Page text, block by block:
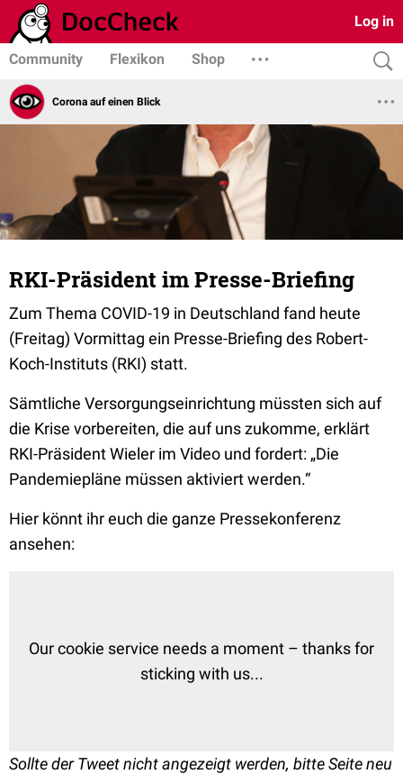
Log in
Community Flexikon Shop
Corona auf einen Blick
RKI-Präsident im Presse-Briefing
Zum Thema COVID-19 in Deutschland fand heute
(Freitag) Vormittag ein Presse-Briefing des Robert-
Koch-Instituts (RKI) statt.
Sämtliche Versorgungseinrichtung müssten sich auf
die Krise vorbereiten, die auf uns zukomme, erklärt
RKI-Präsident Wieler im Video und fordert: „Die
Pandemiepläne müssen aktiviert werden.“
Hier könnt ihr euch die ganze Pressekonferenz
ansehen:
Our cookie service needs a moment – thanks for
sticking with us...
Sollte der Tweet nicht angezeigt werden, bitte Seite neu